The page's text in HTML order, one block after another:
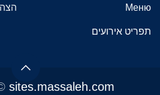
Меню
תפריט אירועים
sites.massaleh.com